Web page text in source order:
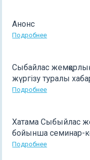
Анонс
Подробнее
Сыбайлас жемқорлық
жүргізу туралы
Подробнее
Хатама Сыбыйлас
бойынша семинар-
Подробнее